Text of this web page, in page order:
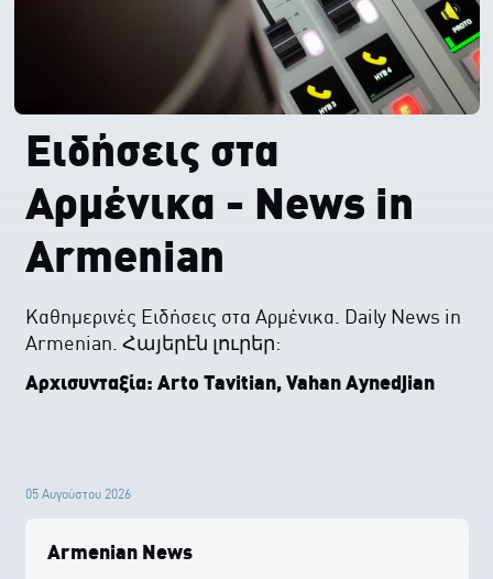
Ειδήσεις στα
Αρμένικα - News in
Armenian
Καθημερινές Ειδήσεις στα Αρμένικα. Daily News in
Armenian. Հայերէն լուրեր:
Αρχισυνταξία: Arto Tavitian, Vahan Aynedjian
05 Αυγούστου 2026
Armenian News